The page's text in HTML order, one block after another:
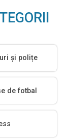
și polițe
de fotbal